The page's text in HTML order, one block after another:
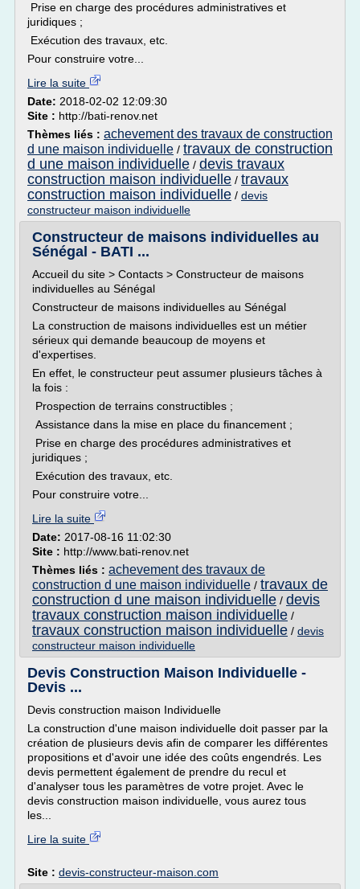
Prise en charge des procédures administratives et
juridiques ;
Exécution des travaux, etc.
Pour construire votre...
Lire la suite
Date: 2018-02-02 12:09:30
Site : http://bati-renov.net
Thèmes liés : achevement des travaux de construction
d une maison individuelle / travaux de construction
d une maison individuelle / devis travaux
construction maison individuelle / travaux
construction maison individuelle / devis
constructeur maison individuelle
Constructeur de maisons individuelles au
Sénégal - BATI ...
Accueil du site > Contacts > Constructeur de maisons
individuelles au Sénégal
Constructeur de maisons individuelles au Sénégal
La construction de maisons individuelles est un métier
sérieux qui demande beaucoup de moyens et
d'expertises.
En effet, le constructeur peut assumer plusieurs tâches à
la fois :
Prospection de terrains constructibles ;
Assistance dans la mise en place du financement ;
Prise en charge des procédures administratives et
juridiques ;
Exécution des travaux, etc.
Pour construire votre...
Lire la suite
Date: 2017-08-16 11:02:30
Site : http://www.bati-renov.net
Thèmes liés : achevement des travaux de
construction d une maison individuelle / travaux de
construction d une maison individuelle / devis
travaux construction maison individuelle /
travaux construction maison individuelle / devis
constructeur maison individuelle
Devis Construction Maison Individuelle -
Devis ...
Devis construction maison Individuelle
La construction d'une maison individuelle doit passer par la
création de plusieurs devis afin de comparer les différentes
propositions et d'avoir une idée des coûts engendrés. Les
devis permettent également de prendre du recul et
d'analyser tous les paramètres de votre projet. Avec le
devis construction maison individuelle, vous aurez tous
les...
Lire la suite
Site : devis-constructeur-maison.com